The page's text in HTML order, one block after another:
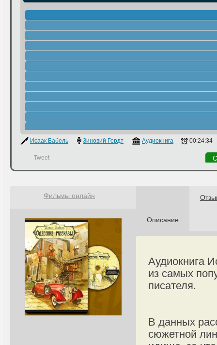
Исаак Бабель Зиновий Гердт Аудиокнига 00:24:34
Tweet
Описание
Аудиокнига
из самых
писателя.
В данных
сюжетной
Фильмы онлайн